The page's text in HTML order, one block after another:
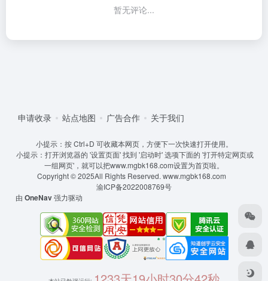
暂无评论...
申请收录 站点地图 广告合作 关于我们
小提示：按 Ctrl+D 可收藏本网页，方便下一次快速打开使用。
小提示：打开浏览器的 '设置页面' 找到 '启动时' 选项下面的 '打开特定网页或
一组网页'，就可以把www.mgbk168.com设置为首页啦。
Copyright © 2025All Rights Reserved. www.mgbk168.com
渝ICP备2022008769号
由 OneNav强力驱动